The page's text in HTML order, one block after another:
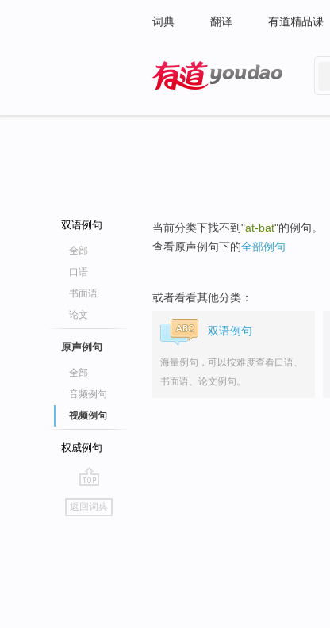
词典 翻译 有道精品课
双语例句
全部
口语
书面语
论文
原声例句
全部
音频例句
视频例句
权威例句
go
top
返回词典
当前分类下找不到"at-bat"的例句。
查看原声例句下的全部例句
或者看看其他分类：
双语例句
海量例句，可以按难度查看口语、
书面语、论文例句。